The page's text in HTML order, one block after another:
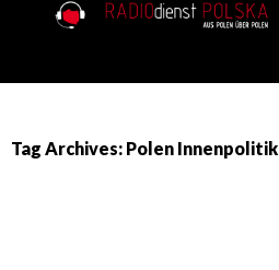
Tag Archives: Polen Innenpolitik